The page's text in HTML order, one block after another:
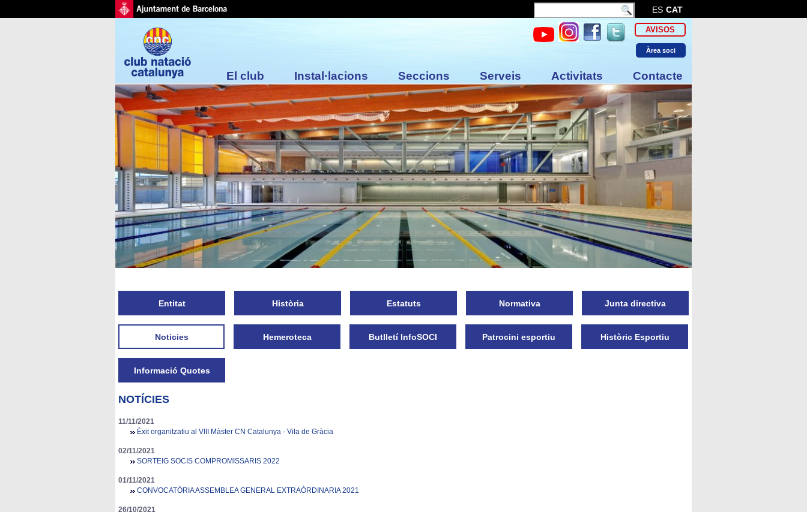
ES CAT
AVISOS
Àrea soci
El club Instal·lacions Seccions Serveis Activitats Contacte
Entitat Història Estatuts Normativa Junta directiva
Noticies Hemeroteca Butlletí InfoSOCI Patrocini esportiu Històric Esportiu
Informació Quotes
NOTÍCIES
11/11/2021
Èxit organitzatiu al VIII Màster CN Catalunya - Vila de Gràcia
02/11/2021
SORTEIG SOCIS COMPROMISSARIS 2022
01/11/2021
CONVOCATÒRIA ASSEMBLEA GENERAL EXTRAÒRDINARIA 2021
26/10/2021